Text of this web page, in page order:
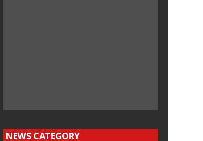
NEWS CATEGORY